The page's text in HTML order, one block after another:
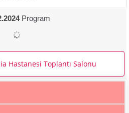
Program
Hastanesi Toplantı Salonu